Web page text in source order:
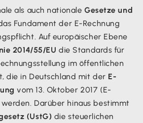
als auch nationale Gesetze und
Fundament der E-Rechnung
Auf europäischer Ebene
2014/55/EU die Standards für
im öffentlichen
die in Deutschland mit der E-
vom 13. Oktober 2017 (E-
Darüber hinaus bestimmt
(UstG) die steuerlichen